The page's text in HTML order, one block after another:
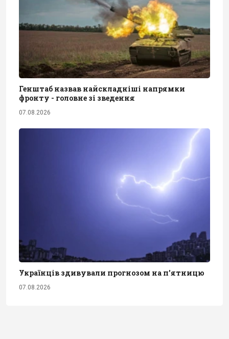
Генштаб назвав найскладніші напрямки
фронту - головне зі зведення
07.08.2026
Українців здивували прогнозом на п'ятницю
07.08.2026